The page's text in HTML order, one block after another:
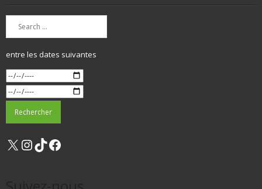
entre les dates suivantes
X Instagram
TikTok